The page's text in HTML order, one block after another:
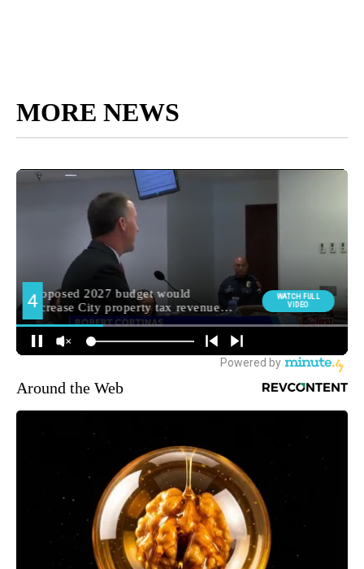
MORE NEWS
Around the Web